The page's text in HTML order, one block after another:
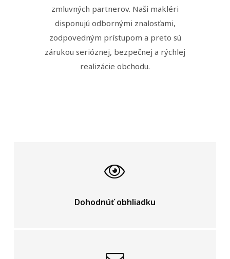
zmluvných partnerov. Naši makléri
disponujú odbornými znalosťami,
zodpovedným prístupom a preto sú
zárukou serióznej, bezpečnej a rýchlej
realizácie obchodu.
Dohodnúť obhliadku